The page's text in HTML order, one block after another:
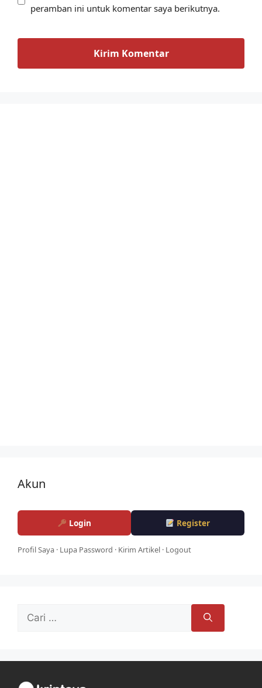
peramban ini untuk komentar saya berikutnya.
Akun
Login Register
Profil Saya · Lupa Password · Kirim Artikel · Logout
Cari